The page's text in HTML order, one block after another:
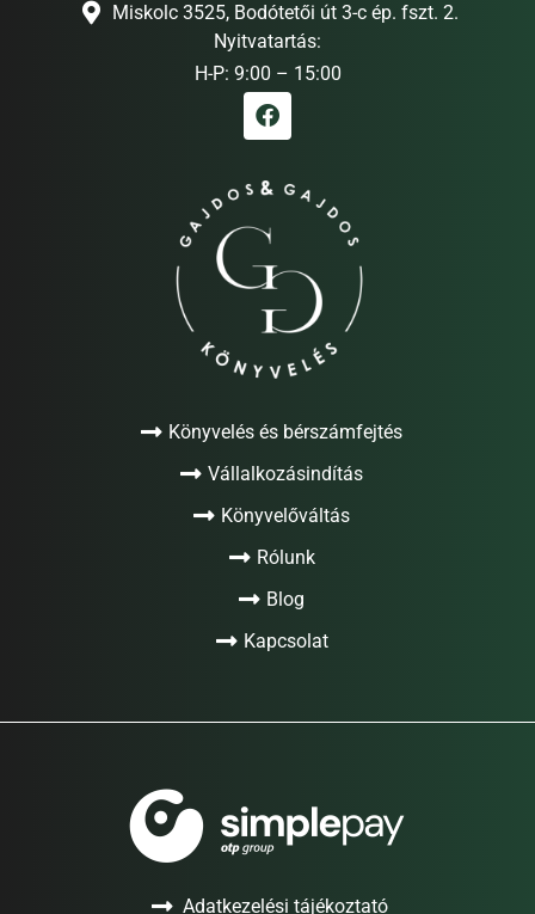
Miskolc 3525, Bodótetői út 3-c ép. fszt. 2.
Nyitvatartás:
H-P: 9:00 – 15:00
Könyvelés és bérszámfejtés
Vállalkozásindítás
Könyvelőváltás
Rólunk
Blog
Kapcsolat
Adatkezelési tájékoztató